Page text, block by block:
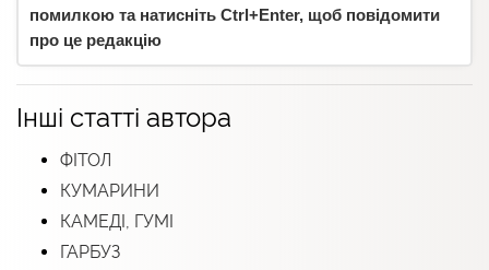
помилкою та натисніть Ctrl+Enter, щоб повідомити
про це редакцію
Інші статті автора
ФІТОЛ
КУМАРИНИ
КАМЕДІ, ГУМІ
ГАРБУЗ